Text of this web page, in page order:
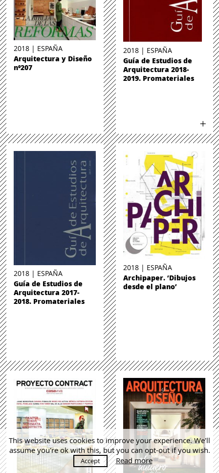
2018 | ESPAÑA
Arquitectura y Diseño
nº207
2018 | ESPAÑA
Guía de Estudios de
Arquitectura 2018-
2019. Promateriales
2018 | ESPAÑA
Guía de Estudios de
Arquitectura 2017-
2018. Promateriales
2018 | ESPAÑA
Archipaper. ‘Dibujos
desde el plano’
This website uses cookies to improve your experience. We'll
assume you're ok with this, but you can opt-out if you wish.
Accept Read more